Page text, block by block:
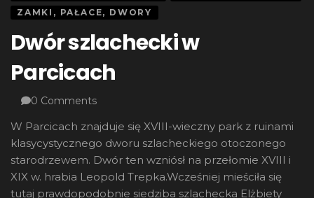
ZAMKI, PAŁACE, DWORY
Dwór szlachecki w
Parcicach
0 Comments
W Parcicach znajduje się XVIII-wieczny park z ruinami
klasycystycznego dworu szlacheckiego otoczonego
starodrzewem. Dwór ten wzniósł na przełomie XVIII i
XIX w. hrabia Leopold Trepka.Wcześniej mieściła się
tutaj prawdopodobnie siedziba szlachecka Elżbiety